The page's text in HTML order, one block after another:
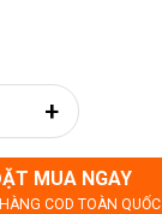
+
MUA NGAY
COD TOÀN QUỐC